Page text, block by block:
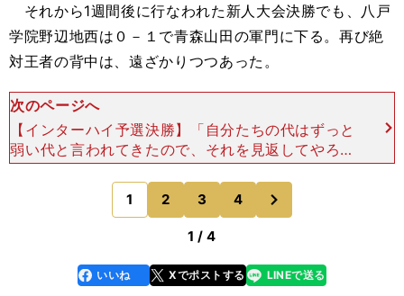
それから1週間後に行なわれた新人大会決勝でも、八戸
学院野辺地西は０－１で青森山田の軍門に下る。再び絶
対王者の背中は、遠ざかりつつあった。
次のページへ
【インターハイ予選決勝】「自分たちの代はずっと
弱い代と言われてきたので、それを見返してやろう
と思っていました」。新チームの10番を背負うMF
阿部莞太の言葉に力がこもる。前年のチームが期待
を集めていた
1 2 3 4
のページへ
1 / 4
faceboo
k
いいね Xでポストする
line LINEで送る